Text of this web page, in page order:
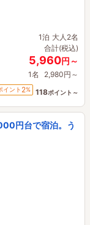
1泊 大人2名
合計(税込)
5,960円～
1名 2,980円～
イント 2% 118ポイント～
円台で宿泊。う